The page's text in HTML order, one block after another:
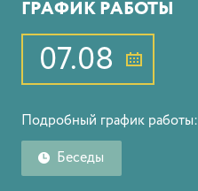
ГРАФИК РАБОТЫ
07.08
Подробный график работы:
Беседы